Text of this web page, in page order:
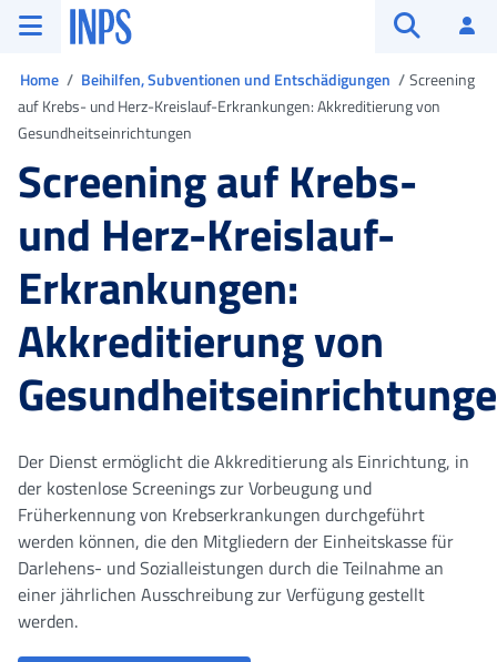
Zum Hauptmenü
Zum Hauptinhalt springen
Zu der Fußzeile
INPS ()
Home Beihilfen, Subventionen und Entschädigungen
Screening
auf Krebs- und Herz-Kreislauf-Erkrankungen: Akkreditierung von
Gesundheitseinrichtungen
Screening auf Krebs-
und Herz-Kreislauf-
Erkrankungen:
Akkreditierung von
Der Dienst ermöglicht die Akkreditierung als Einrichtung, in
der kostenlose Screenings zur Vorbeugung und
Früherkennung von Krebserkrankungen durchgeführt
werden können, die den Mitgliedern der Einheitskasse für
Darlehens- und Sozialleistungen durch die Teilnahme an
einer jährlichen Ausschreibung zur Verfügung gestellt
werden.